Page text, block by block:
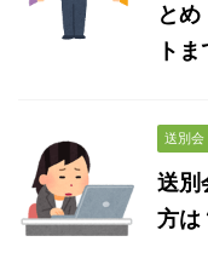
と
トま
送別会
送別
方は